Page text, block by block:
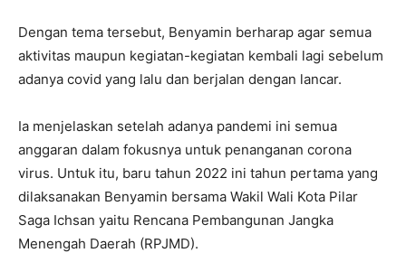
Dengan tema tersebut, Benyamin berharap agar semua
aktivitas maupun kegiatan-kegiatan kembali lagi sebelum
adanya covid yang lalu dan berjalan dengan lancar.
Ia menjelaskan setelah adanya pandemi ini semua
anggaran dalam fokusnya untuk penanganan corona
virus. Untuk itu, baru tahun 2022 ini tahun pertama yang
dilaksanakan Benyamin bersama Wakil Wali Kota Pilar
Saga Ichsan yaitu Rencana Pembangunan Jangka
Menengah Daerah (RPJMD).